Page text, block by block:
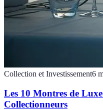
Collection et Investissement6
Les 10 Montres de
Collectionneurs